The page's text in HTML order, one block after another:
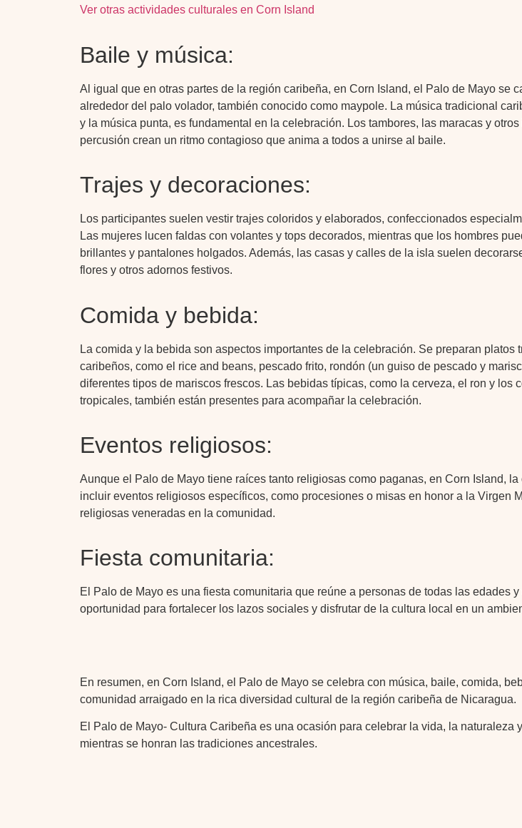
Ver otras actividades culturales en Corn Island
Baile y música:
Al igual que en otras partes de la región caribeña, en Corn Island, el Palo de Mayo se
alrededor del palo volador, también conocido como maypole. La música tradicional
y la música punta, es fundamental en la celebración. Los tambores, las maracas y
percusión crean un ritmo contagioso que anima a todos a unirse al baile.
Trajes y decoraciones:
Los participantes suelen vestir trajes coloridos y elaborados, confeccionados
Las mujeres lucen faldas con volantes y tops decorados, mientras que los hombres
brillantes y pantalones holgados. Además, las casas y calles de la isla suelen
flores y otros adornos festivos.
Comida y bebida:
La comida y la bebida son aspectos importantes de la celebración. Se preparan platos
caribeños, como el rice and beans, pescado frito, rondón (un guiso de pescado y
diferentes tipos de mariscos frescos. Las bebidas típicas, como la cerveza, el ron y los
tropicales, también están presentes para acompañar la celebración.
Eventos religiosos:
Aunque el Palo de Mayo tiene raíces tanto religiosas como paganas, en Corn Island,
incluir eventos religiosos específicos, como procesiones o misas en honor a la Virgen
religiosas veneradas en la comunidad.
Fiesta comunitaria:
El Palo de Mayo es una fiesta comunitaria que reúne a personas de todas las edades
oportunidad para fortalecer los lazos sociales y disfrutar de la cultura local en un
En resumen, en Corn Island, el Palo de Mayo se celebra con música, baile, comida,
comunidad arraigado en la rica diversidad cultural de la región caribeña de Nicaragua.
El Palo de Mayo- Cultura Caribeña es una ocasión para celebrar la vida, la naturaleza
mientras se honran las tradiciones ancestrales.